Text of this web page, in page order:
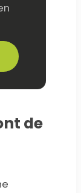
de